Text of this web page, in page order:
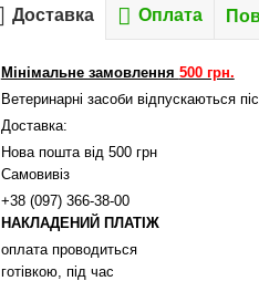
Доставка Оплата
Мінімальне замовлення 500 грн.
Ветеринарні засоби відпускаються
Доставка:
Нова пошта від 500 грн
Самовивіз
+38 (097) 366-38-00
НАКЛАДЕНИЙ ПЛАТІЖ
оплата проводиться
готівкою, під час